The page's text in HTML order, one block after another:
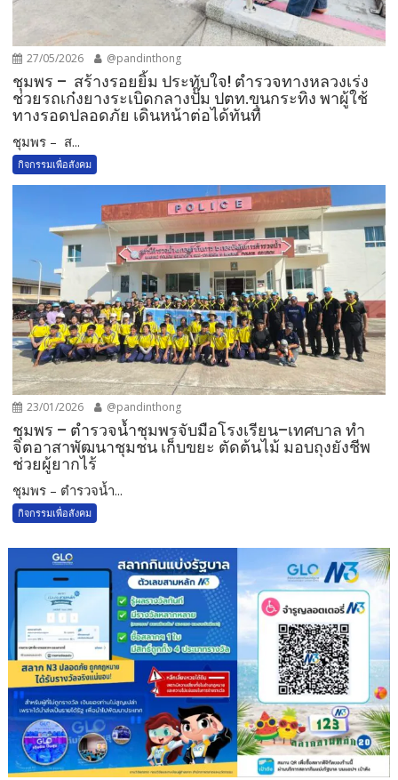
27/05/2026 @pandinthong
ชุมพร – สร้างรอยยิ้ม ประทับใจ! ตำรวจทางหลวงเร่ง
ช่วยรถเก๋งยางระเบิดกลางปั๊ม ปตท.ขุนกระทิง พาผู้ใช้
ทางรอดปลอดภัย เดินหน้าต่อได้ทันที
ชุมพร – ส...
กิจกรรมเพื่อสังคม
23/01/2026 @pandinthong
ชุมพร – ตำรวจน้ำชุมพรจับมือโรงเรียน–เทศบาล ทำ
จิตอาสาพัฒนาชุมชน เก็บขยะ ตัดต้นไม้ มอบถุงยังชีพ
ช่วยผู้ยากไร้
ชุมพร – ตำรวจน้ำ...
กิจกรรมเพื่อสังคม